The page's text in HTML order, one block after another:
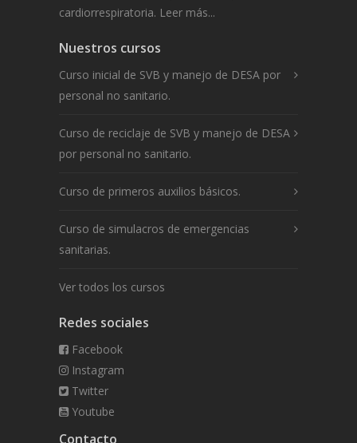
cardiorrespiratoria. Leer más...
Nuestros cursos
Curso inicial de SVB y manejo de DESA por
personal no sanitario.
Curso de reciclaje de SVB y manejo de DESA
por personal no sanitario.
Curso de primeros auxilios básicos.
Curso de simulacros de emergencias
sanitarias.
Ver todos los cursos
Redes sociales
Facebook
Instagram
Twitter
Youtube
Contacto